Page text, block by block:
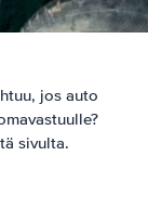
jos auto
sivulta.